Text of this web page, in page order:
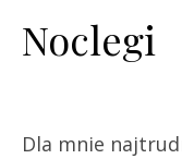
Noclegi
Dla mnie